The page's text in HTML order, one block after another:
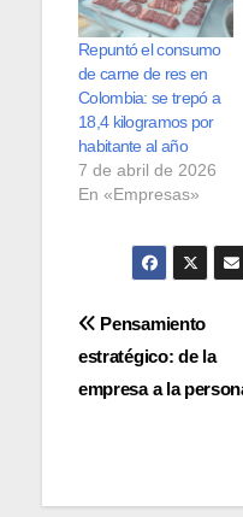
Repuntó el consumo
de carne de res en
Colombia: se trepó a
18,4 kilogramos por
habitante al año
7 de abril de 2026
En «Empresas»
de
Pensamiento
estratégico: de la
empresa a la